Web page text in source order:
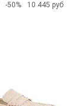
-50% 10 445 руб